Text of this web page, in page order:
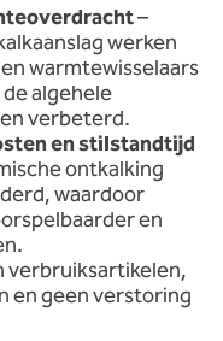
–
werken
warmtewisselaars
algehele
verbeterd.
en stilstandtijd
ontkalking
waardoor
en
verbruiksartikelen,
en geen verstoring